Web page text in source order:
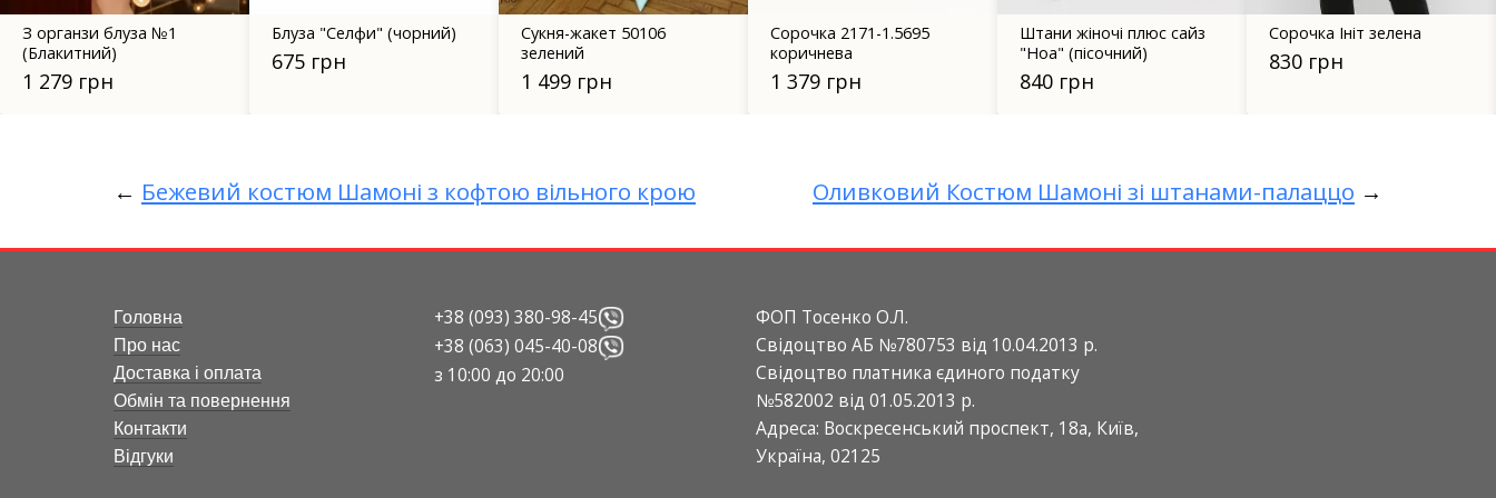
Блуза "Селфи" (чорний)
675 грн
Сукня-жакет 50106
1 499 грн
Сорочка 2171-1.5695
коричнева
1 379 грн
Штани жіночі плюс сайз
"Ноа" (пісочний)
840 грн
Сорочка Ініт зелена
830 грн
Сукня-жакет 50102
1 499 грн
← Бежевий костюм Шамоні з кофтою вільного крою Оливковий Костюм Шамоні зі штанами-палаццо →
Головна
Про нас
Доставка і оплата
Обмін та повернення
Контакти
Відгуки
+38 (093) 380-98-45
+38 (063) 045-40-08
з 10:00 до 20:00
ФОП Тосенко О.Л.
Свідоцтво АБ №780753 від 10.04.2013 р.
Свідоцтво платника єдиного податку
№582002 від 01.05.2013 р.
Адреса: Воскресенський проспект, 18а, Київ,
Україна, 02125